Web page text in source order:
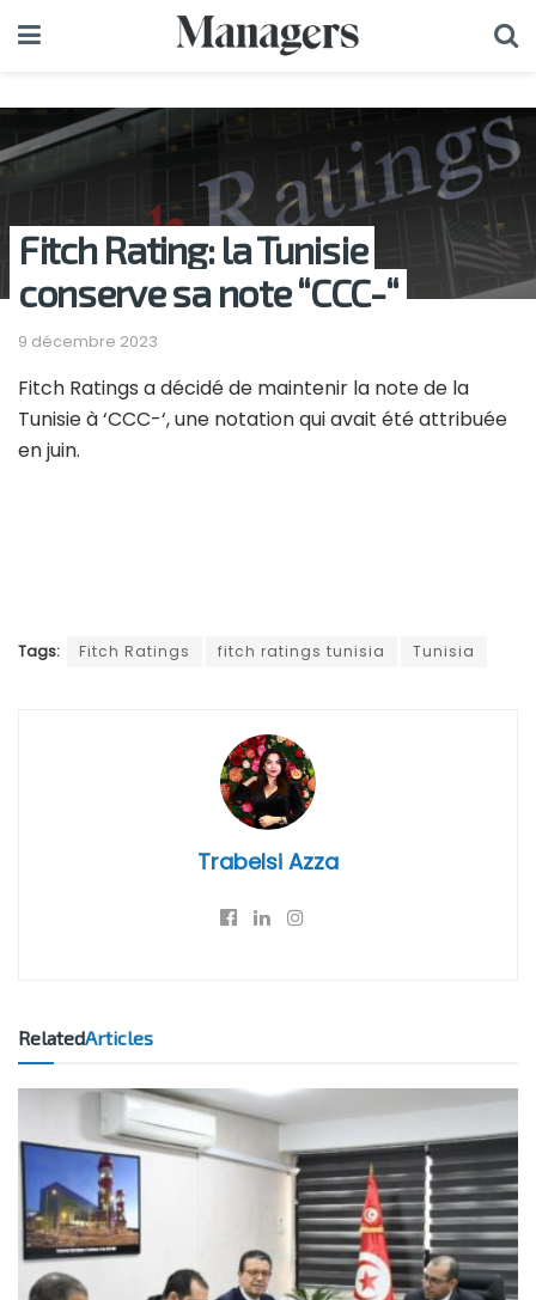
Fitch Rating: la Tunisie
conserve sa note “CCC-“
9 décembre 2023
Fitch Ratings a décidé de maintenir la note de la
Tunisie à ‘CCC-‘, une notation qui avait été attribuée
en juin.
Tags: Fitch Ratings fitch ratings tunisia Tunisia
Trabelsi Azza
RelatedArticles